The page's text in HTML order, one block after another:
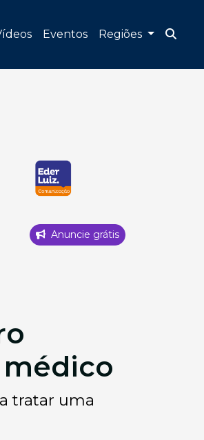
Eventos Regiões
Anuncie grátis
tratar uma